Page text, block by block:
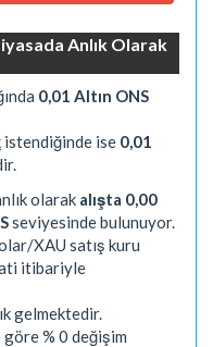
Anlık Olarak
0,01 Altın ONS
istendiğinde ise 0,01
olarak alışta 0,00
seviyesinde bulunuyor.
XAU satış kuru
itibariyle
gelmektedir.
göre % 0 değişim